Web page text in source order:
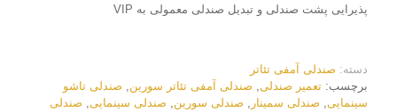
پذیرایی پشت صندلی و تبدیل صندلی معمولی به VIP
دسته: صندلی آمفی تئاتر
برچسب: تعمیر صندلی, صندلی آمفی تئاتر سورین, صندلی تاشو
سینمایی, صندلی سمینار , صندلی سورین, صندلی سینمایی, صندلی